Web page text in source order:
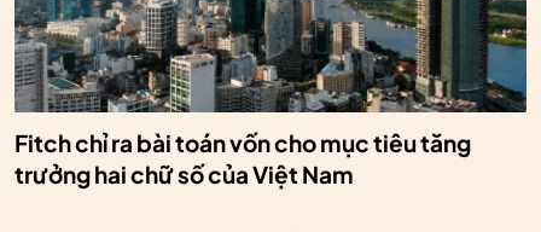
Fitch chỉ ra bài toán vốn cho mục tiêu tăng
trưởng hai chữ số của Việt Nam